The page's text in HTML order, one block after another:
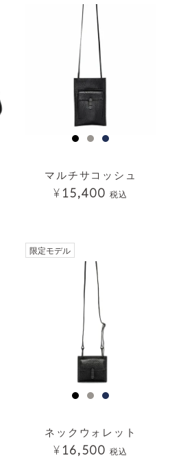
マルチサコッシュ
¥ 15,400 税込
限定モデル
ネックウォレット
¥ 16,500 税込